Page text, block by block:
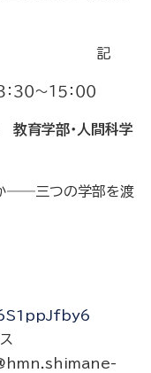
０～１５：００
教育学部・人間科学
――三つの学部を渡